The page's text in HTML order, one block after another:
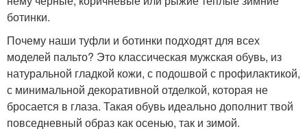
ботинки.
Почему наши туфли и ботинки подходят для всех
моделей пальто? Это классическая мужская обувь, из
натуральной гладкой кожи, с подошвой с профилактикой,
с минимальной декоративной отделкой, которая не
бросается в глаза. Такая обувь идеально дополнит твой
повседневный образ как осенью, так и зимой.